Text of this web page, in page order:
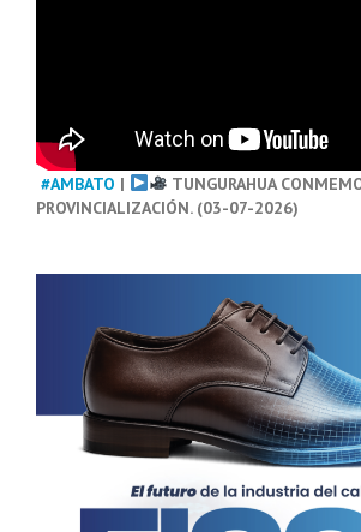
#AMBATO |
TUNGURAHUA
PROVINCIALIZACIÓN. (03-07-2026)